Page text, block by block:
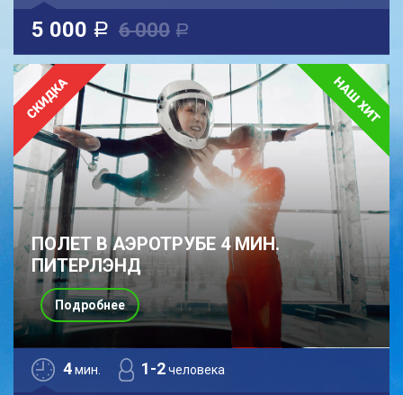
5 000 a 6 000 a
ПОЛЕТ В АЭРОТРУБЕ 4 МИН.
ПИТЕРЛЭНД
4мин. 1-2человека
Подробнее